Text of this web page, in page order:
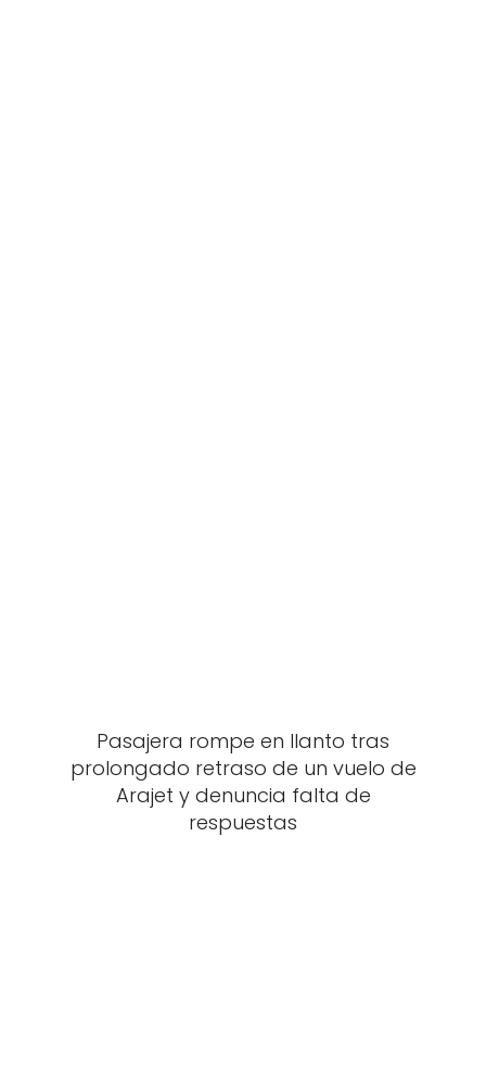
Pasajera rompe en llanto tras
prolongado retraso de un vuelo de
Arajet y denuncia falta de
respuestas